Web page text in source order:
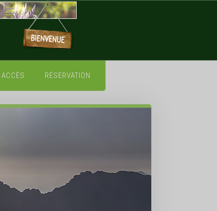
ACCÈS RÉSERVATION